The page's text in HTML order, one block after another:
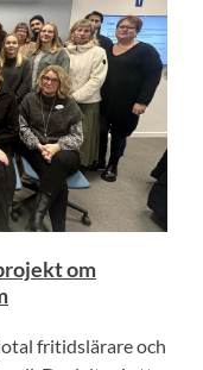
om
fritidslärare och